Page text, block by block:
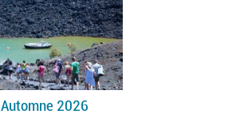
Automne 2026